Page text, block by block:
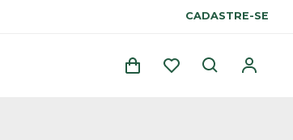
CADASTRE-SE